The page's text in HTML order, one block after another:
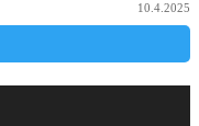
10.4.2025